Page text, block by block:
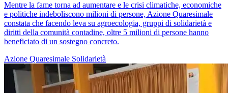
Mentre la fame torna ad aumentare e le crisi climatiche, economiche
e politiche indeboliscono milioni di persone, Azione Quaresimale
constata che facendo leva su agroecologia, gruppi di solidarietà e
diritti della comunità contadine, oltre 5 milioni di persone hanno
beneficiato di un sostegno concreto.
Azione Quaresimale Solidarietà